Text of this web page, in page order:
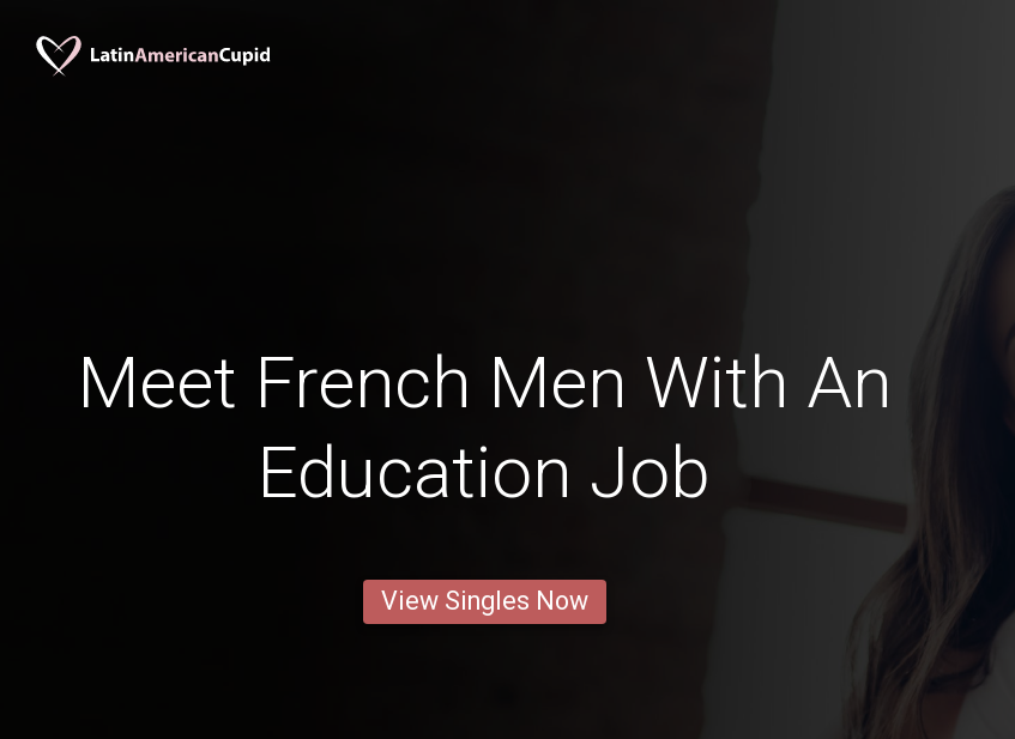
Meet French Men With An
Education Job
View Singles Now